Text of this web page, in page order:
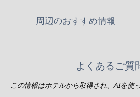
周辺のおすすめ情報
よくあるご質
この情報はホテルから取得され、AIを使